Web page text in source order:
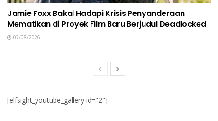
Jamie Foxx Bakal Hadapi Krisis Penyanderaan
Mematikan di Proyek Film Baru Berjudul Deadlocked
07/08/2026
[elfsight_youtube_gallery id="2"]